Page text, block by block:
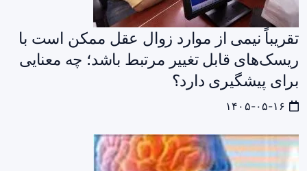
تقریباً نیمی از موارد زوال عقل ممکن است با
ریسک‌های قابل تغییر مرتبط باشد؛ چه معنایی
برای پیشگیری دارد؟